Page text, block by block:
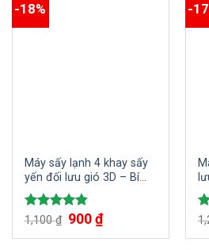
-18%
Máy sấy lạnh 4 khay sấy
yến đối lưu gió 3D – Bí
quyết sấy khô tổ yến
đồng đều, nâng cao giá
trị với công nghệ hiện đại
Được xếp
1,100₫ 900₫
-